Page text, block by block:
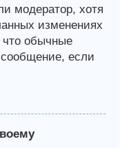
модератор, хотя
изменениях
обычные
сообщение, если